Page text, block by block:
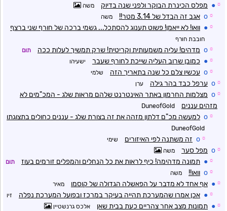
☼
● מפלס הכינרת הבוקר ולפני שנה בדיוק משה
☼
o אגב זה הבדל של 3.14 מטר!! משה
☼
● וואו! לא ייאמן! פשוט תענוג להסתכל... גשמי ברכה של חורף שני ברצף
חובבת חורף
☼
o מדהים! עליה משמעותית וקריטית! שרק תמשיך לעלות ככה תום
☼
● כמובן שרוב העליה שייכת לחורף שעבר ישעיהו
☼
o עכשיו צלם כל שנה בתאריך הזה שלמי
☼
o ערפל כבד בהר גילה ערן
☼
o מצלמות החרמון באתר האינטרנט שלהם מראות שלג - המכ"מים לא
מזהים עננים
DuneofGold
☼
o למעשה מכ"ם דלתון מזהה את זה בצורת שלג - עננים כחולים בתצוגתו
DuneofGold
☼
o זה משתנה לפי האיזורים שימי
☼
o מפל סער משה
☼
● תמונה מדהימה! כיף לראות את כל הנחלים והמפלים זורמים בעוז תום
☼
o וואו!! משה
☼
● אף אחד לא מדבר על הפאשלה הגדולה של קוסמו מאיר
☼
● אכן אמרו שהמערכת תהייה בעיקר במרכז ובפועל המערכת נפלה זיו
☼
● תמונות מצב אחר צהריים כעת בבית שאן אלכס גרנשטיין